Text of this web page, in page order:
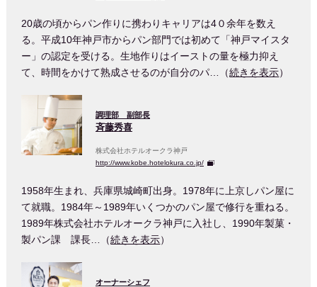
20歳の頃からパン作りに携わりキャリアは4０余年を数え
る。平成10年神戸市からパン部門では初めて「神戸マイスタ
ー」の認定を受ける。生地作りはイーストの量を極力抑え
て、時間をかけて熟成させるのが自分のパ…（続きを表示）
調理部 副部長
斉藤秀喜
株式会社ホテルオークラ神戸
http://www.kobe.hotelokura.co.jp/
1958年生まれ、兵庫県城崎町出身。1978年に上京しパン屋に
て就職。1984年～1989年いくつかのパン屋で修行を重ねる。
1989年株式会社ホテルオークラ神戸に入社し、1990年製菓・
製パン課 課長…（続きを表示）
オーナーシェフ